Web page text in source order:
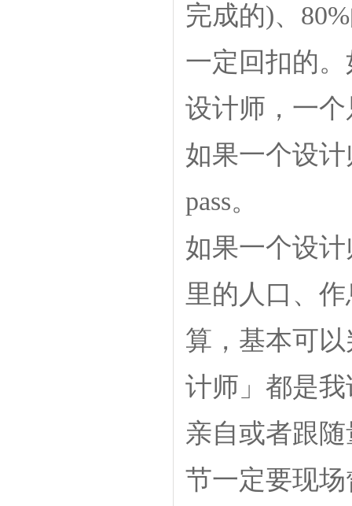
完成的)、
一定回扣的
设计师，一
如果一个设
pass。
如果一个设
里的人口、
算，基本可
计师」都是
亲自或者跟
节一定要现